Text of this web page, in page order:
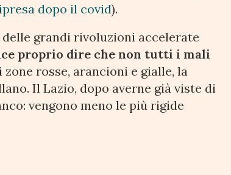
dopo il covid).
grandi rivoluzioni accelerate
proprio dire che non tutti i mali
rosse, arancioni e gialle, la
Il Lazio, dopo averne già viste di
vengono meno le più rigide